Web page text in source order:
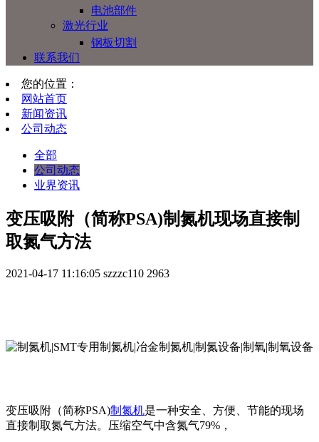
电池部件
激光行业
钢板切割
联系我们
您的位置：
网站首页
新闻资讯
公司动态
全部
公司动态
业界资讯
变压吸附（简称PSA)制氮机现场直接制
取氮气方法
2021-04-17 11:16:05 szzzc110 2963
变压吸附（简称PSA)制氮机是一种安全、方便、节能的现场
直接制取氮气方法。压缩空气中含氮气79%，